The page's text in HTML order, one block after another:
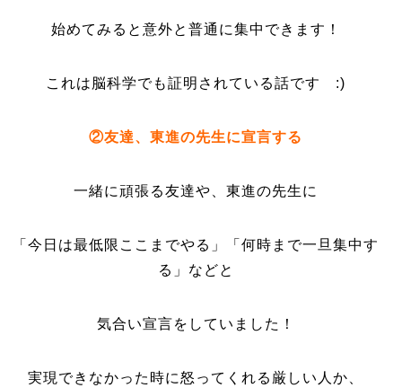
始めてみると意外と普通に集中できます！
これは脳科学でも証明されている話です :)
②友達、東進の先生に宣言する
一緒に頑張る友達や、東進の先生に
「今日は最低限ここまでやる」「何時まで一旦集中す
る」などと
気合い宣言をしていました！
実現できなかった時に怒ってくれる厳しい人か、